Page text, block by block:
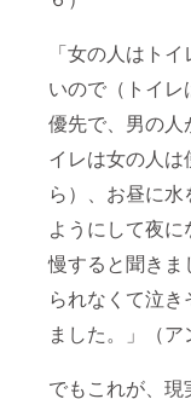
「女の人はト
いので（トイ
優先で、男の人
イレは女の人
ら）、お昼に水
ようにして夜
慢すると聞きま
られなくて泣き
ました。」（
でもこれが、現